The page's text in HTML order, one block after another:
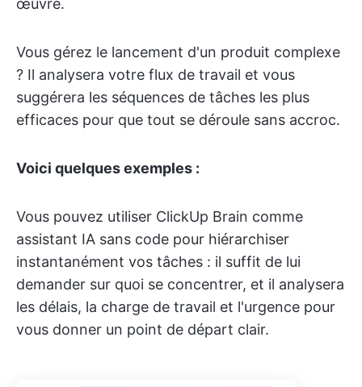
œuvre.
Vous gérez le lancement d'un produit complexe
? Il analysera votre flux de travail et vous
suggérera les séquences de tâches les plus
efficaces pour que tout se déroule sans accroc.
Voici quelques exemples :
Vous pouvez utiliser ClickUp Brain comme
assistant IA sans code pour hiérarchiser
instantanément vos tâches : il suffit de lui
demander sur quoi se concentrer, et il analysera
les délais, la charge de travail et l'urgence pour
vous donner un point de départ clair.